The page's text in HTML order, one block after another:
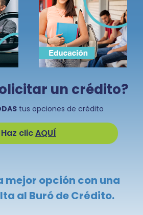
un crédito?
tus opciones de crédito
Haz clicAQUÍ
mejor opción con una
al Buró de Crédito.